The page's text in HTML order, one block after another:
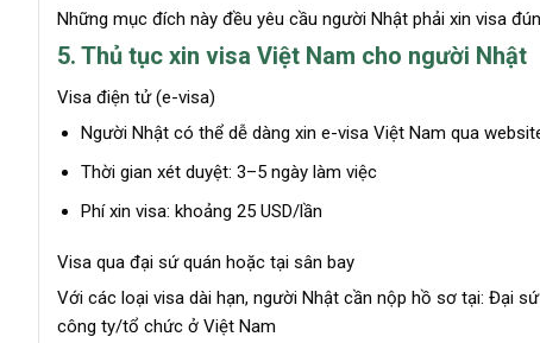
Những mục đích này đều yêu cầu người Nhật phải xin visa
5. Thủ tục xin visa Việt Nam cho người Nhật
Visa điện tử (e-visa)
Người Nhật có thể dễ dàng xin e-visa Việt Nam qua
Thời gian xét duyệt: 3–5 ngày làm việc
Phí xin visa: khoảng 25 USD/lần
Visa qua đại sứ quán hoặc tại sân bay
Với các loại visa dài hạn, người Nhật cần nộp hồ sơ tại: Đại
công ty/tổ chức ở Việt Nam